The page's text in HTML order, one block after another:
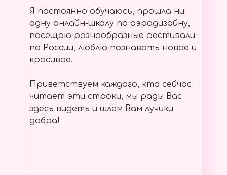
Я постоянно обучаюсь, прошла ни
одну онлайн-школу по аэродизайну,
посещаю разнообразные фестивали
по России, люблю познавать новое и
красивое.
Приветствуем каждого, кто сейчас
читает эти строки, мы рады Вас
здесь видеть и шлём Вам лучики
добра!